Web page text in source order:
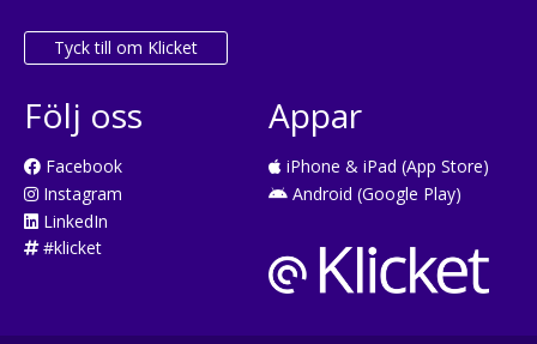
Tyck till om Klicket
Följ oss
Facebook
Instagram
LinkedIn
#klicket
Appar
iPhone & iPad (App Store)
Android (Google Play)